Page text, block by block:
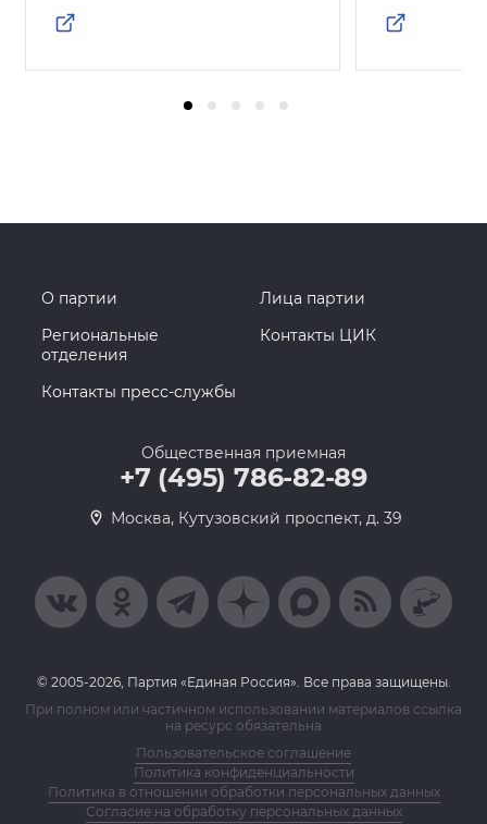
О партии
Лица партии
Региональные
отделения
Контакты ЦИК
Контакты пресс-службы
Общественная приемная
+7 (495) 786-82-89
Москва, Кутузовский проспект, д. 39
© 2005-2026, Партия «Единая Россия». Все права защищены.
При полном или частичном использовании материалов ссылка
на ресурс обязательна
Пользовательское соглашение
Политика конфиденциальности
Политика в отношении обработки персональных данных
Согласие на обработку персональных данных